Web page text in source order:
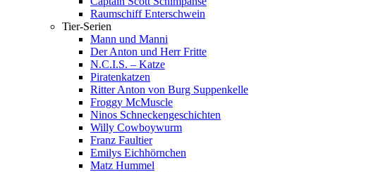
Raumschiff Enterschwein
Tier-Serien
Mann und Manni
Der Anton und Herr Fritte
N.C.I.S. – Katze
Piratenkatzen
Ritter Anton von Burg Suppenkelle
Froggy McMuscle
Ninos Schneckengeschichten
Willy Cowboywurm
Franz Faultier
Emilys Eichhörnchen
Matz Hummel